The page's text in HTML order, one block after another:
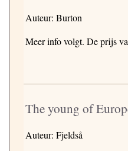
Auteur: Burton
Meer info volgt. De prijs
The young of
Auteur: Fjeldså